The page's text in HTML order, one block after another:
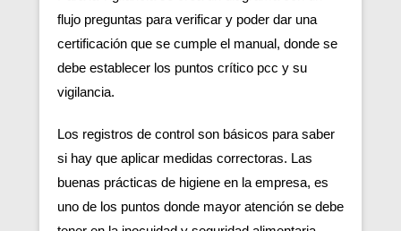
flujo preguntas para verificar y poder dar una
certificación que se cumple el manual, donde se
debe establecer los puntos crítico pcc y su
vigilancia.
Los registros de control son básicos para saber
si hay que aplicar medidas correctoras. Las
buenas prácticas de higiene en la empresa, es
uno de los puntos donde mayor atención se debe